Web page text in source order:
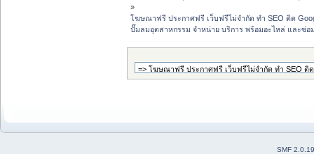
»
โฆษณาฟรี ประกาศฟรี เว็บฟรีไม่จำกัด ทำ SEO ติด
ปั๊มลมอุตสาหกรรม จำหน่าย บริการ พร้อมอะไหล่ และซ่อ
SMF 2.0.19